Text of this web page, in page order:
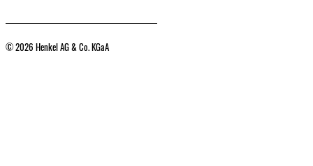
© 2026 Henkel AG & Co. KGaA